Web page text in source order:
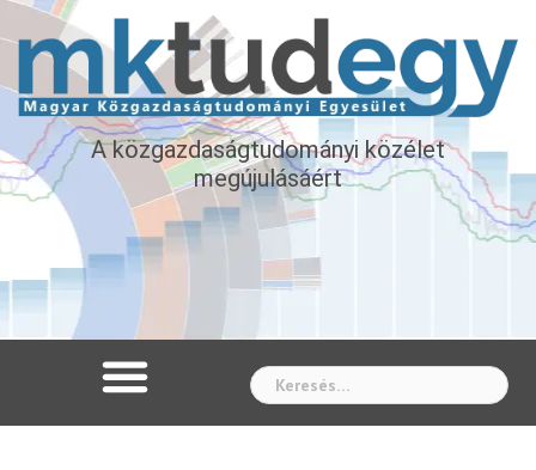
A közgazdaságtudományi közélet
megújulásáért